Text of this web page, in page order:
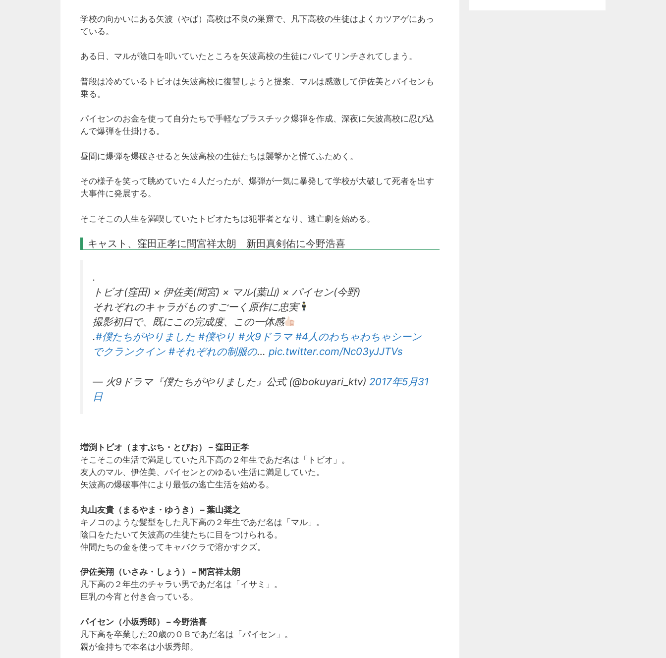
学校の向かいにある矢波（やば）高校は不良の巣窟で、凡下高校の生徒はよくカツアゲにあっ
ている。
ある日、マルが陰口を叩いていたところを矢波高校の生徒にバレてリンチされてしまう。
普段は冷めているトビオは矢波高校に復讐しようと提案、マルは感激して伊佐美とパイセンも
乗る。
パイセンのお金を使って自分たちで手軽なプラスチック爆弾を作成、深夜に矢波高校に忍び込
んで爆弾を仕掛ける。
昼間に爆弾を爆破させると矢波高校の生徒たちは襲撃かと慌てふためく。
その様子を笑って眺めていた４人だったが、爆弾が一気に暴発して学校が大破して死者を出す
大事件に発展する。
そこそこの人生を満喫していたトビオたちは犯罪者となり、逃亡劇を始める。
キャスト、窪田正孝に間宮祥太朗 新田真剣佑に今野浩喜
.
トビオ(窪田) × 伊佐美(間宮) × マル(葉山) × パイセン(今野)
それぞれのキャラがものすごーく原作に忠実
撮影初日で、既にこの完成度、この一体感
.#僕たちがやりました #僕やり #火9ドラマ #4人のわちゃわちゃシーン
でクランクイン #それぞれの制服の… pic.twitter.com/Nc03yJJTVs
— 火9ドラマ『僕たちがやりました』公式 (@bokuyari_ktv) 2017年5月31
日
増渕トビオ（ますぶち・とびお） – 窪田正孝
そこそこの生活で満足していた凡下高の２年生であだ名は「トビオ」。
友人のマル、伊佐美、パイセンとのゆるい生活に満足していた。
矢波高の爆破事件により最低の逃亡生活を始める。
丸山友貴（まるやま・ゆうき） – 葉山奨之
キノコのような髪型をした凡下高の２年生であだ名は「マル」。
陰口をたたいて矢波高の生徒たちに目をつけられる。
仲間たちの金を使ってキャバクラで溶かすクズ。
伊佐美翔（いさみ・しょう） – 間宮祥太朗
凡下高の２年生のチャラい男であだ名は「イサミ」。
巨乳の今宵と付き合っている。
パイセン（小坂秀郎） – 今野浩喜
凡下高を卒業した20歳のＯＢであだ名は「パイセン」。
親が金持ちで本名は小坂秀郎。